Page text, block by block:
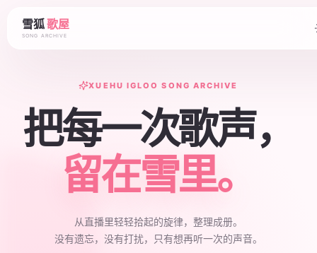
雪狐歌屋
SONG ARCHIVE
XUEHU IGLOO SONG ARCHIVE
把每一次歌声，
留在雪里。
从直播里轻轻拾起的旋律，整理成册。
没有遗忘，没有打扰，只有想再听一次的声音。